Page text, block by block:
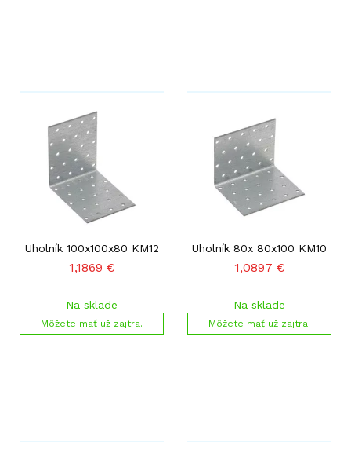
Uholník 100x100x80 KM12
1,1869 €
Na sklade
Môžete mať už zajtra.
Uholník 80x 80x100 KM10
1,0897 €
Na sklade
Môžete mať už zajtra.